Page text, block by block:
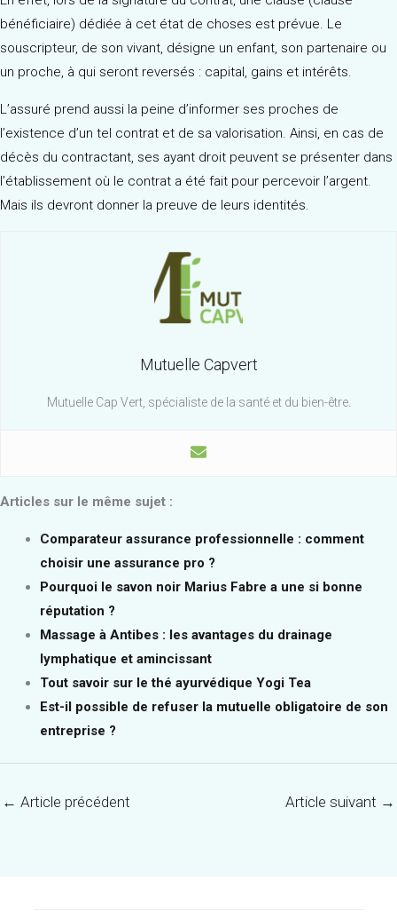
bénéficiaire) dédiée à cet état de choses est prévue. Le
souscripteur, de son vivant, désigne un enfant, son partenaire ou
un proche, à qui seront reversés : capital, gains et intérêts.
L’assuré prend aussi la peine d’informer ses proches de
l’existence d’un tel contrat et de sa valorisation. Ainsi, en cas de
décès du contractant, ses ayant droit peuvent se présenter dans
l’établissement où le contrat a été fait pour percevoir l’argent.
Mais ils devront donner la preuve de leurs identités.
Mutuelle Capvert
Mutuelle Cap Vert, spécialiste de la santé et du bien-être.
Articles sur le même sujet :
Comparateur assurance professionnelle : comment
choisir une assurance pro ?
Pourquoi le savon noir Marius Fabre a une si bonne
réputation ?
Massage à Antibes : les avantages du drainage
lymphatique et amincissant
Tout savoir sur le thé ayurvédique Yogi Tea
Est-il possible de refuser la mutuelle obligatoire de son
entreprise ?
← Article précédent Article suivant →